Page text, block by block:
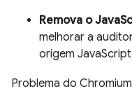
Remova o
melhorar a
origem
Problema do